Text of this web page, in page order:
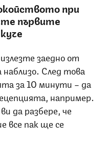
при
първите
заедно от
След това
за 10 минути – да
например.
да разбере, че
все пак ще се